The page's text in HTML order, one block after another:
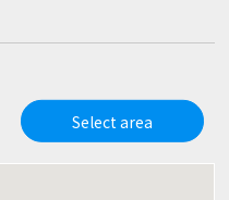
Select area